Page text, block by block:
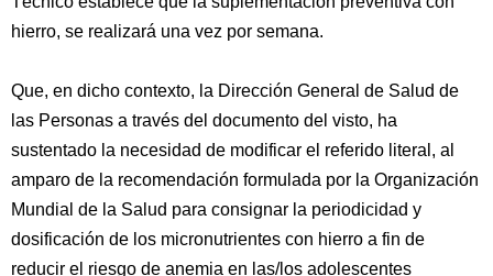
hierro, se realizará una vez por semana.
Que, en dicho contexto, la Dirección General de Salud de
las Personas a través del documento del visto, ha
sustentado la necesidad de modificar el referido literal, al
amparo de la recomendación formulada por la Organización
Mundial de la Salud para consignar la periodicidad y
dosificación de los micronutrientes con hierro a fin de
reducir el riesgo de anemia en las/los adolescentes